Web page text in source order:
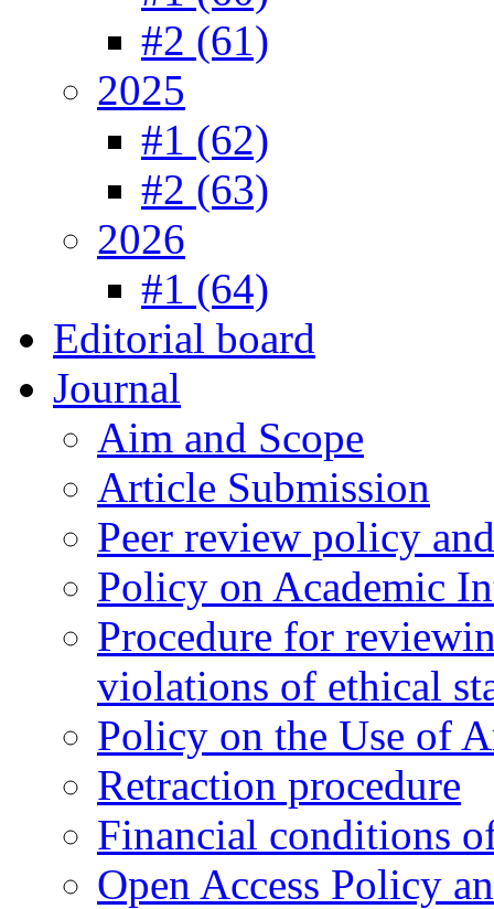
#2 (61)
2025
#1 (62)
#2 (63)
2026
#1 (64)
Editorial board
Journal
Aim and Scope
Article Submission
Peer review policy
Policy on Academic
Procedure for
violations of ethical
Policy on the Use of
Retraction procedure
Financial conditions
Open Access Policy